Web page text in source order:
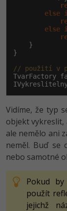
else
else
    }
}
// použití v
TvarFactory
Vidíme, že typ
objekt vykreslit,
ale nemělo ani
neměl. Buď se
nebo samotné
Pokud
použít
jejichž